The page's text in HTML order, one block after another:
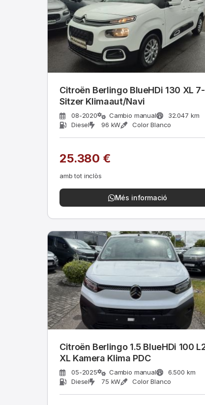
Citroën Berlingo BlueHDi 130 XL 7-
Sitzer Klimaaut/Navi
08-2020 Cambio manual
32.047 km
Diesel
96 kW Color Blanco
25.380 €
amb tot inclòs
Més informació
Citroën Berlingo 1.5 BlueHDi 100 L2
XL Kamera Klima PDC
05-2025 Cambio manual
6.500 km
Diesel
75 kW Color Blanco